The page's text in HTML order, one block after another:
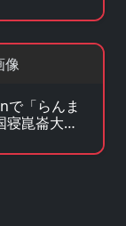
作コミック
で「らんま
寝崑崙大決
ッズ・フィ